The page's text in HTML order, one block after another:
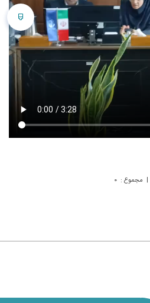
| مجموع : ۰